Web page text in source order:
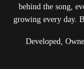
behind the song,
growing every day.
Developed,